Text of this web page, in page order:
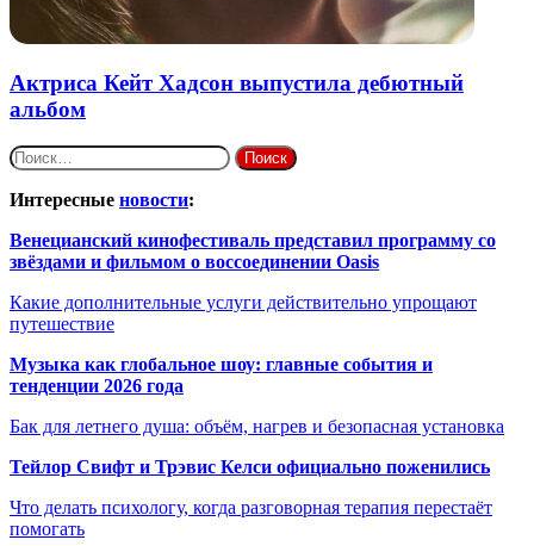
Актриса Кейт Хадсон выпустила дебютный
альбом
Найти:
Интересные новости:
Венецианский кинофестиваль представил программу со
звёздами и фильмом о воссоединении Oasis
Какие дополнительные услуги действительно упрощают
путешествие
Музыка как глобальное шоу: главные события и
тенденции 2026 года
Бак для летнего душа: объём, нагрев и безопасная установка
Тейлор Свифт и Трэвис Келси официально поженились
Что делать психологу, когда разговорная терапия перестаёт
помогать